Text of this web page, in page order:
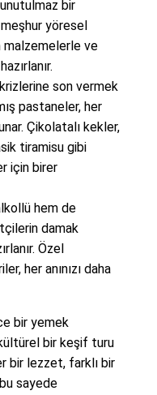
bir
yöresel
malzemelerle ve
son vermek
pastaneler, her
Çikolatalı kekler,
tiramisu gibi
için birer
hem de
damak
Özel
her anınızı daha
bir yemek
bir keşif turu
bir lezzet, farklı bir
sayede